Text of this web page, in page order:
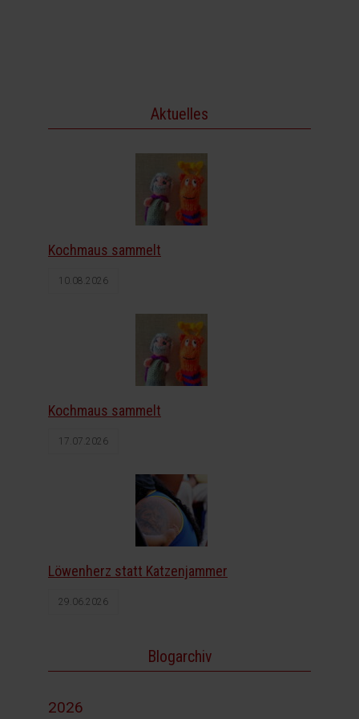
Aktuelles
Kochmaus sammelt
10.08.2026
Kochmaus sammelt
17.07.2026
Löwenherz statt Katzenjammer
29.06.2026
Blogarchiv
2026